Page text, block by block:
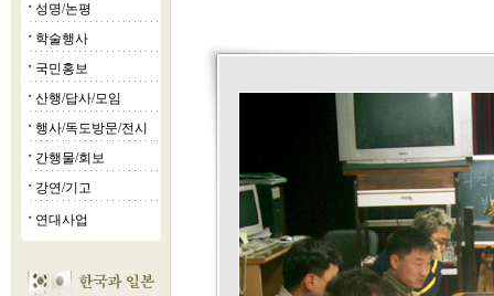
■ 성명/논평
■ 학술행사
■ 국민홍보
■ 산행/답사/모임
■ 행사/독도방문/전시
■ 간행물/회보
■ 강연/기고
■ 연대사업